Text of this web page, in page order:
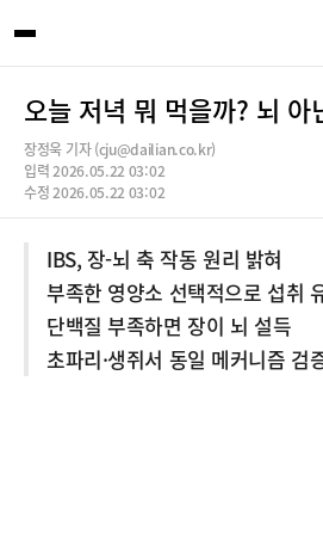
오늘 저녁 뭐 먹을까? 뇌 아
장정욱 기자 (cju@dailian.co.kr)
입력 2026.05.22 03:02
수정 2026.05.22 03:02
IBS, 장-뇌 축 작동 원리 밝혀
부족한 영양소 선택적으로 섭취
단백질 부족하면 장이 뇌 설득
초파리·생쥐서 동일 메커니즘 검